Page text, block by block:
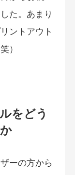
た。あまり
ントアウト
）
をどう
ーの方から